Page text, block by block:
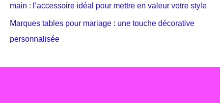
main : l’accessoire idéal pour mettre en valeur votre style
Marques tables pour mariage : une touche décorative
personnalisée